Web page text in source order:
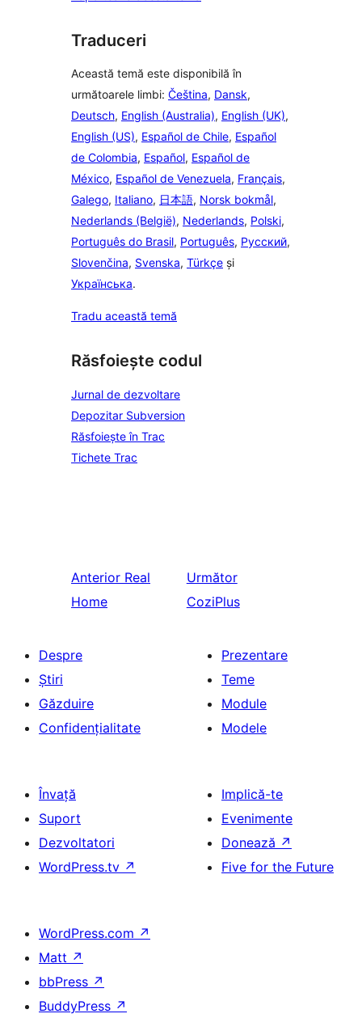
Traduceri
Această temă este disponibilă în
următoarele limbi: Čeština, Dansk,
Deutsch, English (Australia), English (UK),
English (US), Español de Chile, Español
de Colombia, Español, Español de
México, Español de Venezuela, Français,
Galego, Italiano, 日本語, Norsk bokmål,
Nederlands (België), Nederlands, Polski,
Português do Brasil, Português, Русский,
Slovenčina, Svenska, Türkçe și
Українська.
Tradu această temă
Răsfoiește codul
Jurnal de dezvoltare
Depozitar Subversion
Răsfoiește în Trac
Tichete Trac
Anterior Real
Home
Următor
CoziPlus
Despre
Știri
Găzduire
Confidențialitate
Prezentare
Teme
Module
Modele
Învață
Suport
Dezvoltatori
WordPress.tv ↗
Implică-te
Evenimente
Donează ↗
Five for the Future
WordPress.com ↗
Matt ↗
bbPress ↗
BuddyPress ↗